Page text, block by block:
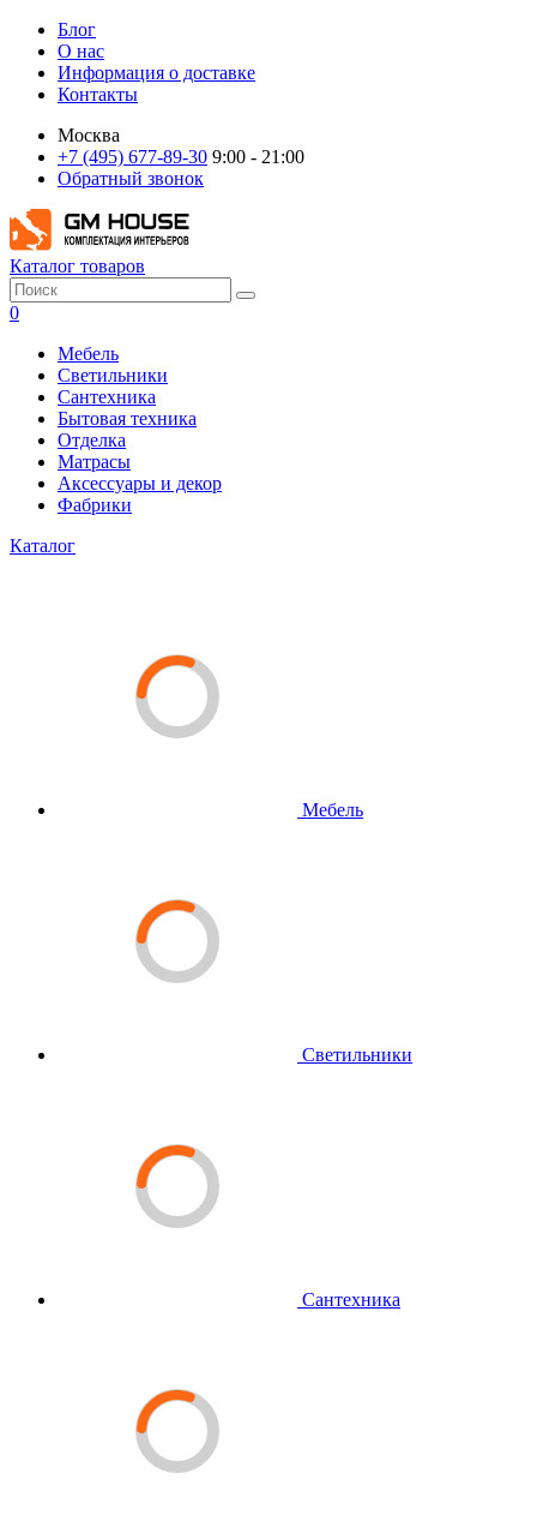
Блог
О нас
Информация о доставке
Контакты
Москва
+7 (495) 677-89-30 9:00 - 21:00
Обратный звонок
Каталог товаров
0
Мебель
Светильники
Сантехника
Бытовая техника
Отделка
Матрасы
Аксессуары и декор
Фабрики
Каталог
Мебель
Светильники
Сантехника